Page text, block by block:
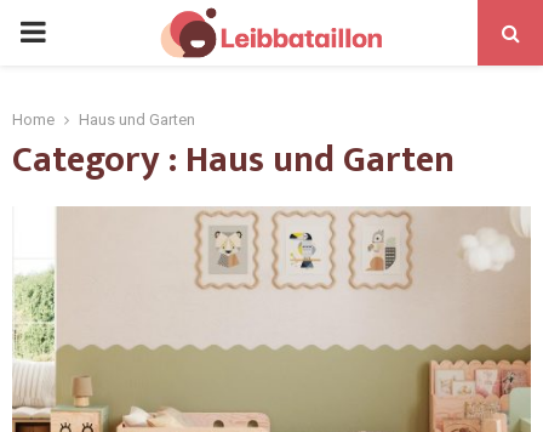
Home Haus und Garten
Category : Haus und Garten